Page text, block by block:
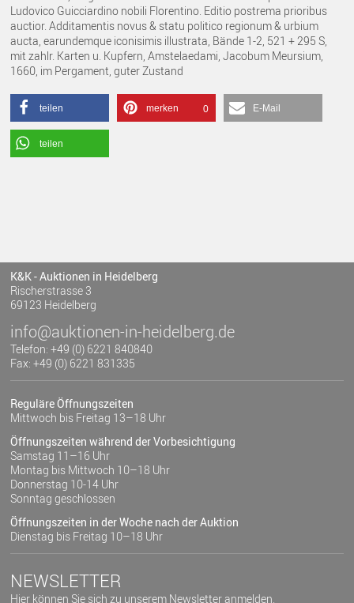
Ludovico Guicciardino nobili Florentino. Editio postrema prioribus
auctior. Additamentis novus & statu politico regionum & urbium
aucta, earundemque iconisimis illustrata, Bände 1-2, 521 + 295 S,
mit zahlr. Karten u. Kupfern, Amstelaedami, Jacobum Meursium,
1660, im Pergament, guter Zustand
teilen merken 0 E-Mail
teilen
K&K - Auktionen in Heidelberg
Rischerstrasse 3
69123 Heidelberg
info@auktionen-in-heidelberg.de
Telefon: +49 (0) 6221 840840
Fax: +49 (0) 6221 831335
Reguläre Öffnungszeiten
Mittwoch bis Freitag 13–18 Uhr
Öffnungszeiten während der Vorbesichtigung
Samstag 11–16 Uhr
Montag bis Mittwoch 10–18 Uhr
Donnerstag 10-14 Uhr
Sonntag geschlossen
Öffnungszeiten in der Woche nach der Auktion
Dienstag bis Freitag 10–18 Uhr
NEWSLETTER
Hier können Sie sich zu unserem Newsletter anmelden.